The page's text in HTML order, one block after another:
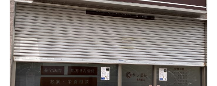
い方法（クレジットカード、デビットカード、ApplePay、Goog
lePay、プリペイドカード）が必要です →RYDE PASSアプリ取
得 特筆したいのは、デジタルキップ（QRコード）入場時の反応
速度です。かなり速くて気持ち良いくらいでした。 あとは参考
までに、子どもの1日乗車が50円になる「GO50キッズ（ゴーゴ
ーキッズ）」サービスもかなりお得です。ICカードをつくる必要
があるのですが、「こどもICOCA」ならすぐに購入できます。
詳細はこちらのICOCA説明ページをご覧ください。 3. 好奇心
く気温も上がっているので、例年より見頃が早まっています。
開花状況やあじさいの写真は、公式Instagram や公式Twitterに
て随時公開されているので要チェック！ 今がまさにピークを迎
えているので、急いで見に行ってみてくだいね！